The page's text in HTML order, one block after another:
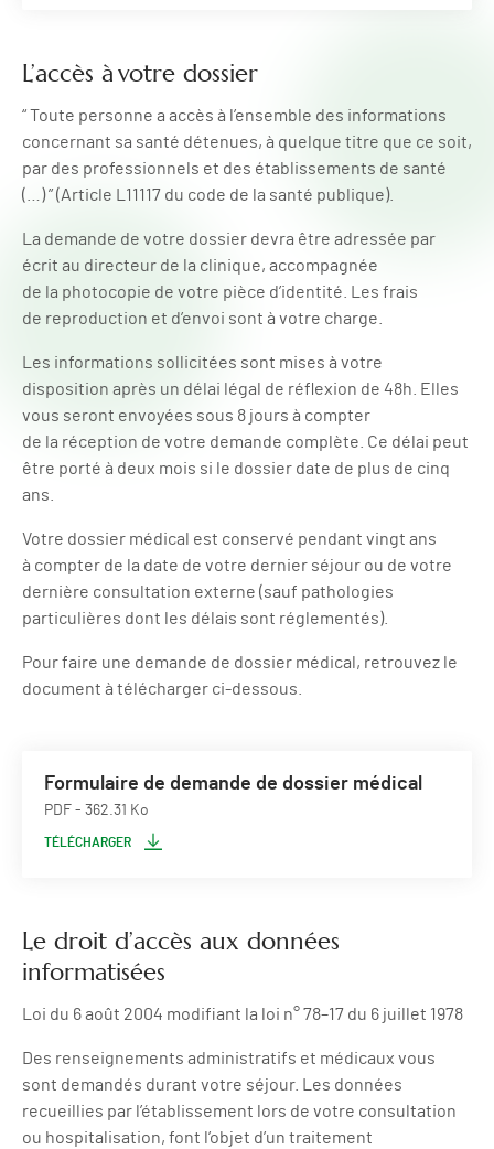
L’accès à votre dossier
“ Toute personne a accès à l’ensemble des informations
concernant sa santé détenues, à quelque titre que ce soit,
par des professionnels et des établissements de santé
(…) ” (Article L11117 du code de la santé publique).
La demande de votre dossier devra être adressée par
écrit au directeur de la clinique, accompagnée
de la photocopie de votre pièce d’identité. Les frais
de reproduction et d’envoi sont à votre charge.
Les informations sollicitées sont mises à votre
disposition après un délai légal de réflexion de 48h. Elles
vous seront envoyées sous 8 jours à compter
de la réception de votre demande complète. Ce délai peut
être porté à deux mois si le dossier date de plus de cinq
ans.
Votre dossier médical est conservé pendant vingt ans
à compter de la date de votre dernier séjour ou de votre
dernière consultation externe (sauf pathologies
particulières dont les délais sont réglementés).
Pour faire une demande de dossier médical, retrouvez le
document à télécharger ci-dessous.
Formulaire de demande de dossier médical
PDF - 362.31 Ko
TÉLÉCHARGER
Le droit d’accès aux données
informatisées
Loi du 6 août 2004 modifiant la loi n° 78–17 du 6 juillet 1978
Des renseignements administratifs et médicaux vous
sont demandés durant votre séjour. Les données
recueillies par l’établissement lors de votre consultation
ou hospitalisation, font l’objet d’un traitement